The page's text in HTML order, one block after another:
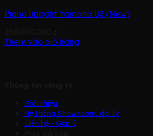
Piano Upright Yamaha U3 (New)
Thêm vào giỏ hàng
Giới thiệu
Hệ thống Showroom, đại lý
Liên hệ - Góp ý